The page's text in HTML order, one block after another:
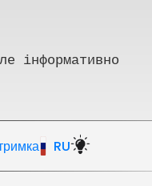
інформативно
RU